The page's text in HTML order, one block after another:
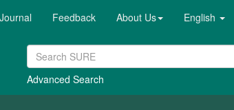
Feedback About Us English
Advanced Search